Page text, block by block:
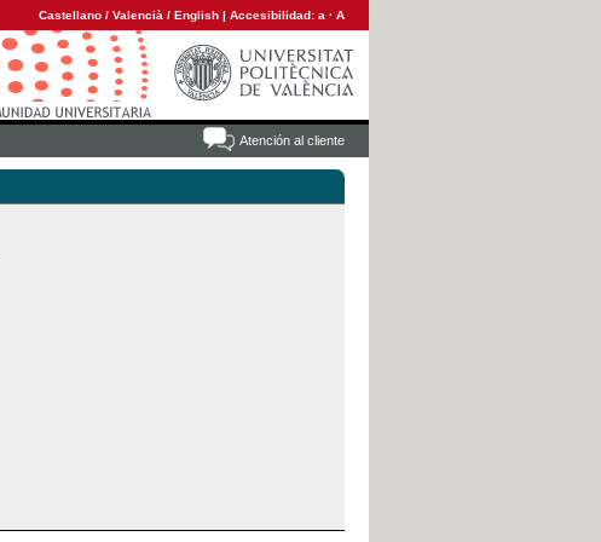
Castellano / Valencià / English | Accesibilidad: a · A
Atención al cliente